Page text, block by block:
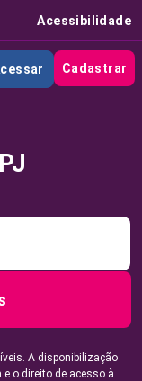
Acessibilidade
Cadastrar
A disponibilização
o direito de acesso à